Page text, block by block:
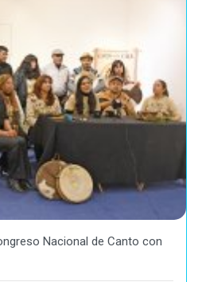
Nacional de Canto con